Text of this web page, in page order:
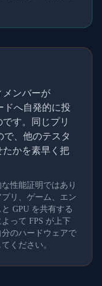
メンバーが
ドへ自発的に投
す。同じプリ
で、他のテスタ
たかを素早く把
性能証明ではあり
リ、ゲーム、エン
GPU を共有する
って FPS が上下
のハードウェアで
ください。